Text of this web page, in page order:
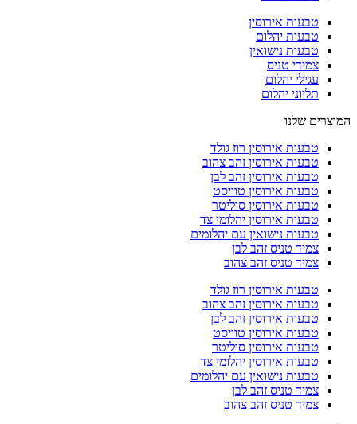
טבעות אירוסין
טבעות יהלום
טבעות נישואין
צמידי טניס
עגילי יהלום
תליוני יהלום
המוצרים שלנו
טבעות אירוסין רוז גולד
טבעות אירוסין זהב צהוב
טבעות אירוסין זהב לבן
טבעות אירוסין טוויסט
טבעות אירוסין סוליטר
טבעות אירוסין יהלומי צד
טבעות נישואין עם יהלומים
צמיד טניס זהב לבן
צמיד טניס זהב צהוב
טבעות אירוסין רוז גולד
טבעות אירוסין זהב צהוב
טבעות אירוסין זהב לבן
טבעות אירוסין טוויסט
טבעות אירוסין סוליטר
טבעות אירוסין יהלומי צד
טבעות נישואין עם יהלומים
צמיד טניס זהב לבן
צמיד טניס זהב צהוב